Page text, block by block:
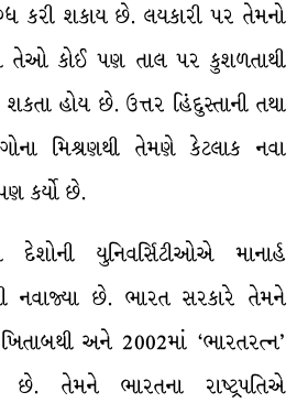
કરી શકાય છે. લયકારી પર તેમનો
કોઈ પણ તાલ પર કુશળતાથી
હોય છે. ઉત્તર હિંદુસ્તાની તથા
મિશ્રણથી તેમણે કેટલાક નવા
કર્યો છે.
યુનિવર્સિટીઓએ માનાર્હ
નવાજ્યા છે. ભારત સરકારે તેમને
અને 2002માં ‘ભારતરત્ન’
છે. તેમને ભારતના રાષ્ટ્રપતિએ